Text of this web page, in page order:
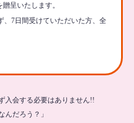
贈呈いたします。
、7日間受けていただいた方、全
入会する必要はありません!!
んだろう？」